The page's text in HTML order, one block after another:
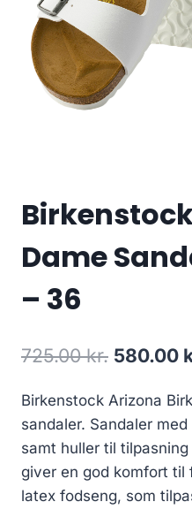
Dame
– 36
725.00kr. Original
was:
725.00
580.00
Birkenstock Arizona
sandaler. Sandaler
samt huller til
giver en god komfort til
latex fodseng, som